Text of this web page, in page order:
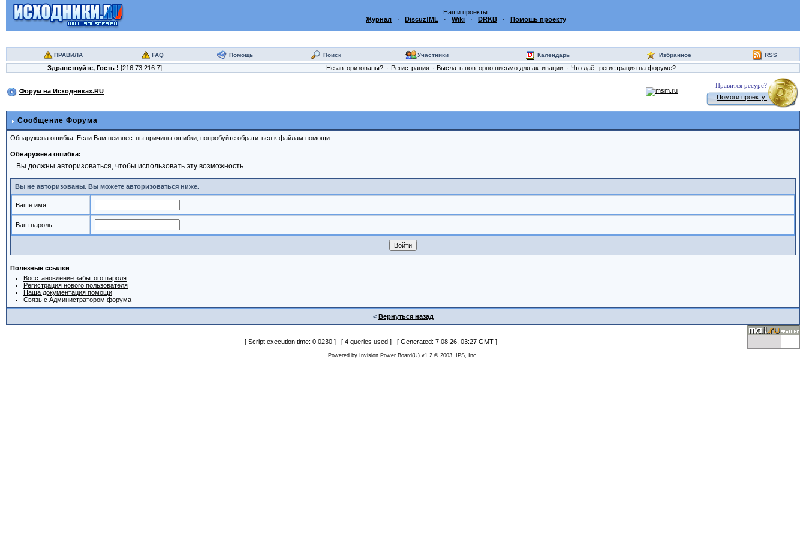
Наши проекты:
Журнал · Discuz!ML · Wiki · DRKB · Помощь проекту
ПРАВИЛА FAQ Помощь Поиск Участники Календарь Избранное RSS
Здравствуйте, Гость ! [216.73.216.7] Не авторизованы? Регистрация Выслать повторно письмо для активации Что даёт регистрация на форуме?
Форум на Исходниках.RU
Нравится ресурс?
Помоги проекту!
Сообщение Форума
Обнаружена ошибка. Если Вам неизвестны причины ошибки, попробуйте обратиться к файлам помощи.
Обнаружена ошибка:
Вы должны авторизоваться, чтобы использовать эту возможность.
Вы не авторизованы. Вы можете авторизоваться ниже.
Ваше имя
Ваш пароль
Полезные ссылки
Восстановление забытого пароля
Регистрация нового пользователя
Наша документация помощи
Связь с Администратором форума
< Вернуться назад
[ Script execution time: 0.0230 ] [ 4 queries used ] [ Generated: 7.08.26, 03:27 GMT ]
Powered by Invision Power Board(U) v1.2 © 2003 IPS, Inc.